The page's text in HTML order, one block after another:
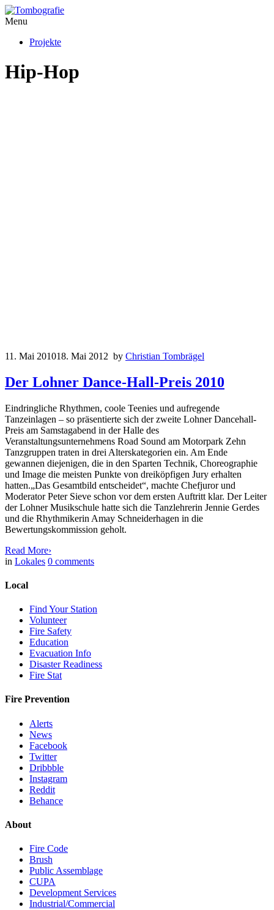
Menu
Projekte
Hip-Hop
11. Mai 201018. Mai 2012 by Christian Tombrägel
Der Lohner Dance-Hall-Preis 2010
Eindringliche Rhythmen, coole Teenies und aufregende
Tanzeinlagen – so präsentierte sich der zweite Lohner Dancehall-
Preis am Samstagabend in der Halle des
Veranstaltungsunternehmens Road Sound am Motorpark Zehn
Tanzgruppen traten in drei Alterskategorien ein. Am Ende
gewannen diejenigen, die in den Sparten Technik, Choreographie
und Image die meisten Punkte von dreiköpfigen Jury erhalten
hatten.„Das Gesamtbild entscheidet“, machte Chefjuror und
Moderator Peter Sieve schon vor dem ersten Auftritt klar. Der Leiter
der Lohner Musikschule hatte sich die Tanzlehrerin Jennie Gerdes
und die Rhythmikerin Amay Schneiderhagen in die
Bewertungskommission geholt.
Read More›
in Lokales 0 comments
Local
Find Your Station
Volunteer
Fire Safety
Education
Evacuation Info
Disaster Readiness
Fire Stat
Fire Prevention
Alerts
News
Facebook
Twitter
Dribbble
Instagram
Reddit
Behance
About
Fire Code
Brush
Public Assemblage
CUPA
Development Services
Industrial/Commercial